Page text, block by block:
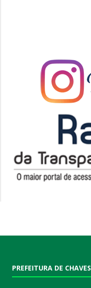
PREFEITURA DE CHAVES